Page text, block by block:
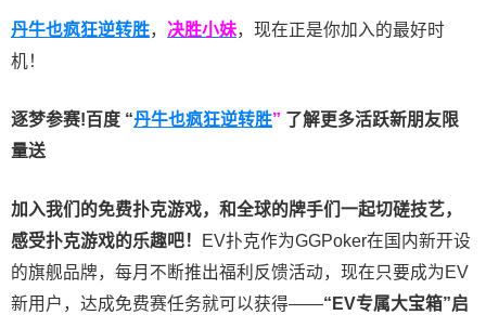
丹牛也疯狂逆转胜， 决胜小妹，现在正是你加入的最好时
机！
逐梦参赛!百度 “丹牛也疯狂逆转胜” 了解更多活跃新朋友限
量送
加入我们的免费扑克游戏，和全球的牌手们一起切磋技艺，
感受扑克游戏的乐趣吧！
EV扑克作为GGPoker在国内新开设
的旗舰品牌，每月不断推出福利反馈活动，现在只要成为EV
新用户，达成免费赛任务就可以获得——“EV专属大宝箱”启